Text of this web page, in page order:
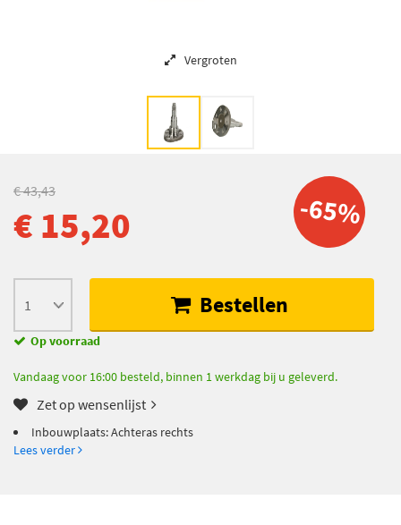
Vergroten
-65%
€ 43,43
€ 15,20
Bestellen
Op voorraad
Vandaag voor 16:00 besteld, binnen 1 werkdag bij u geleverd.
Zet op wensenlijst
Inbouwplaats: Achteras rechts
Lees verder